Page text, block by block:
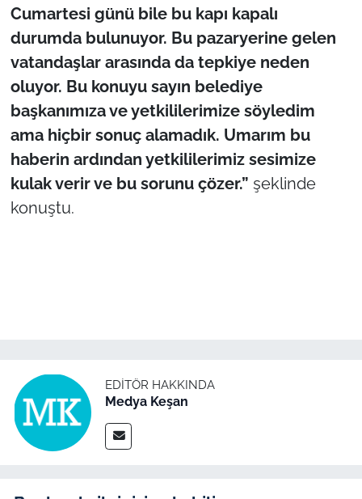
Cumartesi günü bile bu kapı kapalı
durumda bulunuyor. Bu pazaryerine gelen
vatandaşlar arasında da tepkiye neden
oluyor. Bu konuyu sayın belediye
başkanımıza ve yetkililerimize söyledim
ama hiçbir sonuç alamadık. Umarım bu
haberin ardından yetkililerimiz sesimize
kulak verir ve bu sorunu çözer.” şeklinde
konuştu.
EDITÖR HAKKINDA
Medya Keşan
Flaş Haber
Dış Haberler
İş Dünyası
Bilim Teknoloji
Gündem-Eğitim